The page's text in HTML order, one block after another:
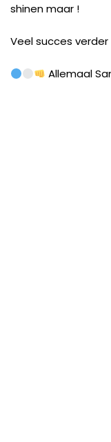
shinen maar !
Veel succes
Allemaal